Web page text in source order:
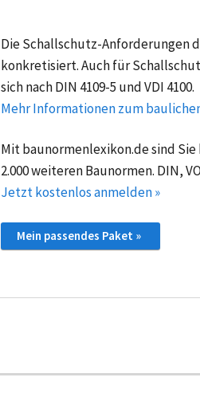
Die Schallschutz-Anforderungen
konkretisiert. Auch für
sich nach DIN 4109-5 und VDI 4100.
Mehr Informationen zum
Mit baunormenlexikon.de sind Sie
2.000 weiteren Baunormen. DIN,
Jetzt kostenlos anmelden »
Mein passendes Paket »